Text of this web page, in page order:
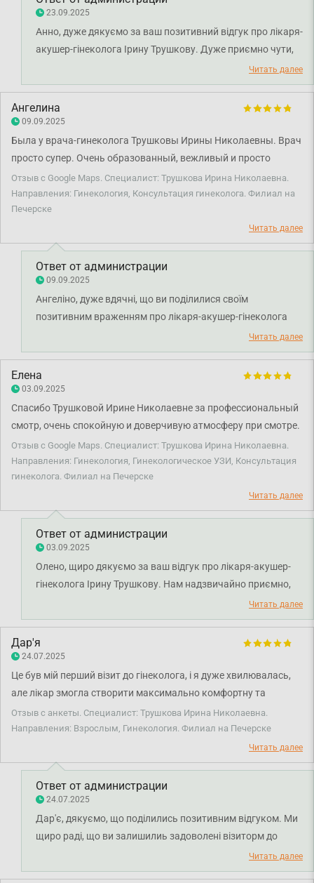
23.09.2025
Анно, дуже дякуємо за ваш позитивний відгук про лікаря-
акушер-гінеколога Ірину Трушкову. Дуже приємно чути,
що лікар змогла підтримати вас і надати професійну
допомогу. Бажаємо вам міцного здоров'я!
Читать далее
Ангелина
09.09.2025
Была у врача-гинеколога Трушковы Ирины Николаевны. Врач
просто супер. Очень образованный, вежливый и просто
красивый человек, знающий в своей профессии и готовый
помощи!!
Отзыв с Google Maps. Специалист: Трушкова Ирина Николаевна.
Направления: Гинекология, Консультация гинеколога. Филиал на
Печерске
Читать далее
Ответ от администрации
09.09.2025
Ангеліно, дуже вдячні, що ви поділилися своїм
позитивним враженням про лікаря-акушер-гінеколога
Ірину Трушкову. Приємно знати, що ви високо оцінили
професіоналізм та людяність лікаря. Бажаємо вам
Читать далее
Елена
03.09.2025
Спасибо Трушковой Ирине Николаевне за профессиональный
смотр, очень спокойную и доверчивую атмосферу при смотре.
Рекомендую, очень хороший врач.
Отзыв с Google Maps. Специалист: Трушкова Ирина Николаевна.
Направления: Гинекология, Гинекологическое УЗИ, Консультация
гинеколога. Филиал на Печерске
Читать далее
Ответ от администрации
03.09.2025
Олено, щиро дякуємо за ваш відгук про лікаря-акушер-
гінеколога Ірину Трушкову. Нам надзвичайно приємно,
що ви відзначили професіоналізм та уважне ставлення
лікаря. Бажаємо вам міцного здоров'я!
Читать далее
Дар'я
24.07.2025
Це був мій перший візит до гінеколога, і я дуже хвилювалась,
але лікар змогла створити максимально комфортну та
довірливу атмосферу. Уважна, делікатна, все пояснює — після
прийому залишилось відчуття спокою та впевненості. Дуже
Отзыв с анкеты. Специалист: Трушкова Ирина Николаевна.
Направления: Взрослым, Гинекология. Филиал на Печерске
Читать далее
Ответ от администрации
24.07.2025
Дар'є, дякуємо, що поділились позитивним відгуком. Ми
щиро раді, що ви залишилиь задоволені візиторм до
лікаря-акушер-гінеколога Трушкової Ірини Миколаївні.
Бажаємо вам міцного здоров'я!
Читать далее